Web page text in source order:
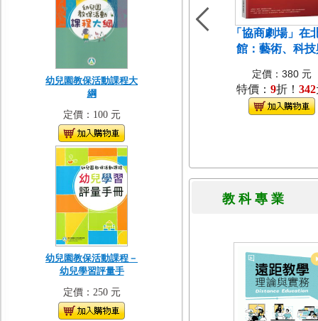
幼兒園教保活動課程大
綱
定價：100 元
幼兒園教保活動課程－
幼兒學習評量手
定價：250 元
「協商劇場」在
館：藝術、科技
定價：380 元
特價： 9折！ 342
教 科 專